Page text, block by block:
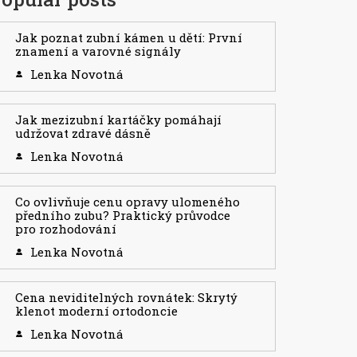
Jak poznat zubní kámen u dětí: První
znamení a varovné signály
Lenka Novotná
Jak mezizubní kartáčky pomáhají
udržovat zdravé dásně
Lenka Novotná
Co ovlivňuje cenu opravy ulomeného
předního zubu? Praktický průvodce
pro rozhodování
Lenka Novotná
Cena neviditelných rovnátek: Skrytý
klenot moderní ortodoncie
Lenka Novotná